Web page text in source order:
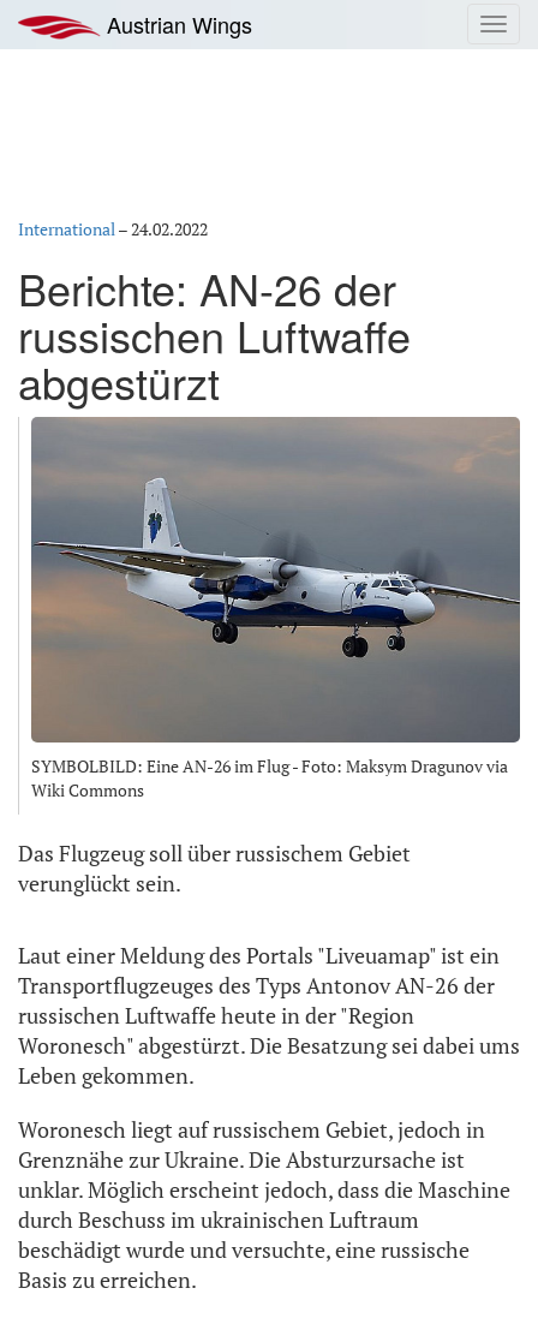
Inhalt
springen
Austrian Wings
International–24.02.2022
Berichte: AN-26 der
russischen Luftwaffe
abgestürzt
SYMBOLBILD: Eine AN-26 im Flug - Foto: Maksym Dragunov via
Wiki Commons
Das Flugzeug soll über russischem Gebiet
verunglückt sein.
Laut einer Meldung des Portals "Liveuamap" ist ein
Transportflugzeuges des Typs Antonov AN-26 der
russischen Luftwaffe heute in der "Region
Woronesch" abgestürzt. Die Besatzung sei dabei ums
Leben gekommen.
Woronesch liegt auf russischem Gebiet, jedoch in
Grenznähe zur Ukraine. Die Absturzursache ist
unklar. Möglich erscheint jedoch, dass die Maschine
durch Beschuss im ukrainischen Luftraum
beschädigt wurde und versuchte, eine russische
Basis zu erreichen.